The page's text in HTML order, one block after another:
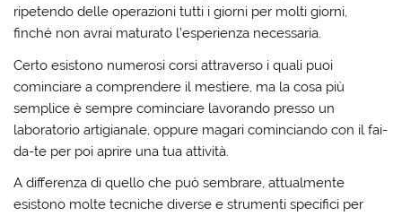
ripetendo delle operazioni tutti i giorni per molti giorni,
finché non avrai maturato l’esperienza necessaria.
Certo esistono numerosi corsi attraverso i quali puoi
cominciare a comprendere il mestiere, ma la cosa più
semplice è sempre cominciare lavorando presso un
laboratorio artigianale, oppure magari cominciando con il fai-
da-te per poi aprire una tua attività.
A differenza di quello che può sembrare, attualmente
esistono molte tecniche diverse e strumenti specifici per